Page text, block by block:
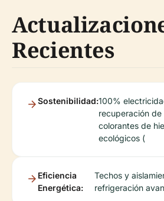
Recientes
Sostenibilidad:100%
recuperación de
colorantes de
ecológicos (
Eficiencia
Energética:
Techos y
refrigeración